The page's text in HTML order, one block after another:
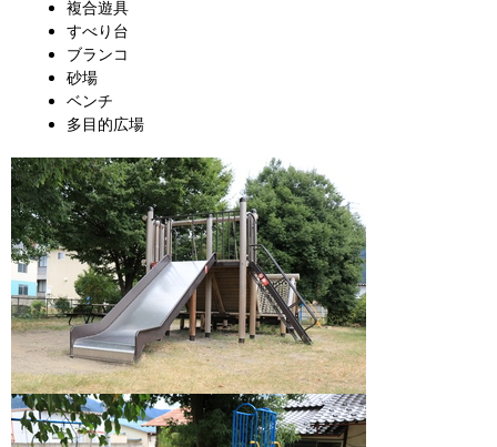
複合遊具
すべり台
ブランコ
砂場
ベンチ
多目的広場